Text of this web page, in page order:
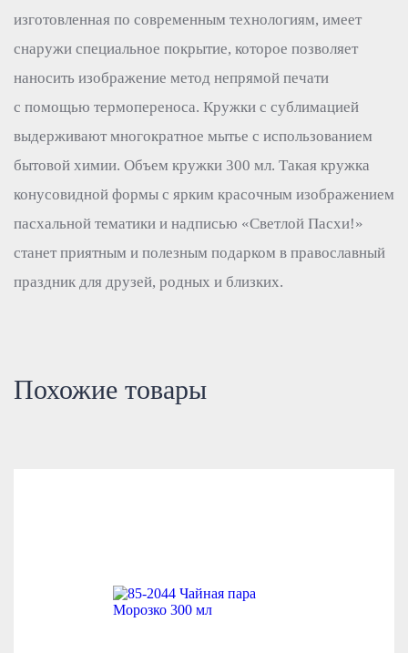
изготовленная по современным технологиям, имеет
снаружи специальное покрытие, которое позволяет
наносить изображение метод непрямой печати
с помощью термопереноса. Кружки с сублимацией
выдерживают многократное мытье с использованием
бытовой химии. Объем кружки 300 мл. Такая кружка
конусовидной формы с ярким красочным изображением
пасхальной тематики и надписью «Светлой Пасхи!»
станет приятным и полезным подарком в православный
праздник для друзей, родных и близких.
Похожие товары